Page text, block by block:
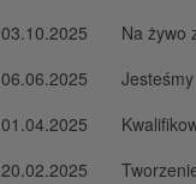
03.10.2025
Na żywo
06.06.2025
01.04.2025
20.02.2025